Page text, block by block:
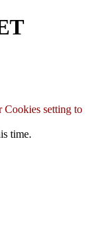
Cookies setting to
time.